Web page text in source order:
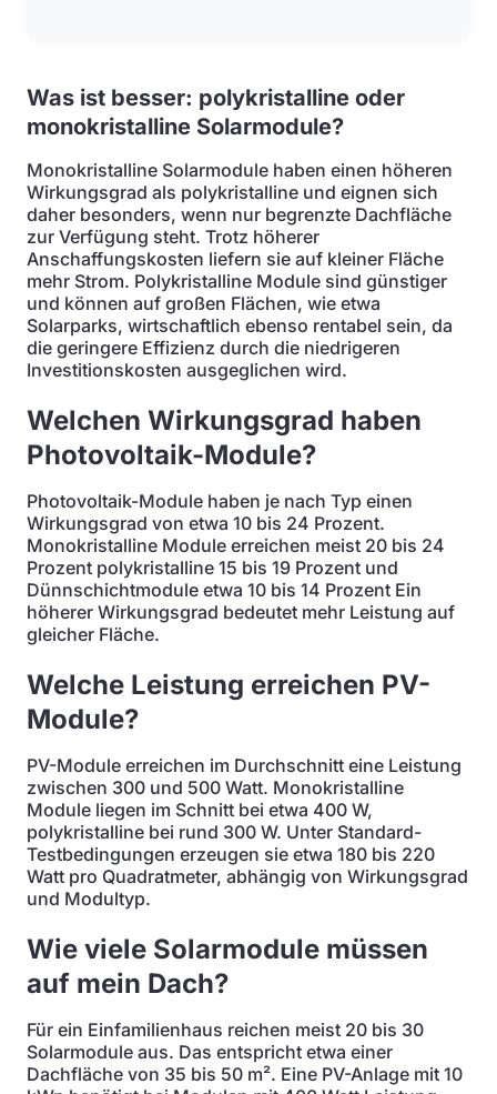
Was ist besser: polykristalline oder
monokristalline Solarmodule?
Monokristalline Solarmodule haben einen höheren
Wirkungsgrad als polykristalline und eignen sich
daher besonders, wenn nur begrenzte Dachfläche
zur Verfügung steht. Trotz höherer
Anschaffungskosten liefern sie auf kleiner Fläche
mehr Strom. Polykristalline Module sind günstiger
und können auf großen Flächen, wie etwa
Solarparks, wirtschaftlich ebenso rentabel sein, da
die geringere Effizienz durch die niedrigeren
Investitionskosten ausgeglichen wird.
Welchen Wirkungsgrad haben
Photovoltaik-Module?
Photovoltaik-Module haben je nach Typ einen
Wirkungsgrad von etwa 10 bis 24 Prozent.
Monokristalline Module erreichen meist 20 bis 24
Prozent polykristalline 15 bis 19 Prozent und
Dünnschichtmodule etwa 10 bis 14 Prozent Ein
höherer Wirkungsgrad bedeutet mehr Leistung auf
gleicher Fläche.
Welche Leistung erreichen PV-
Module?
PV-Module erreichen im Durchschnitt eine Leistung
zwischen 300 und 500 Watt. Monokristalline
Module liegen im Schnitt bei etwa 400 W,
polykristalline bei rund 300 W. Unter Standard-
Testbedingungen erzeugen sie etwa 180 bis 220
Watt pro Quadratmeter, abhängig von Wirkungsgrad
und Modultyp.
Wie viele Solarmodule müssen
auf mein Dach?
Für ein Einfamilienhaus reichen meist 20 bis 30
Solarmodule aus. Das entspricht etwa einer
Dachfläche von 35 bis 50 m². Eine PV-Anlage mit 10